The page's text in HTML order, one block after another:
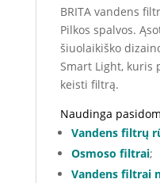
BRITA vandens
Pilkos spalvos.
šiuolaikiško
Smart Light, kuris
keisti filtrą.
Naudinga
Vandens filtrų
Osmoso filtrai;
Vandens filtrai